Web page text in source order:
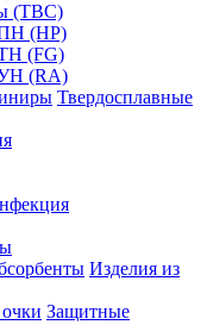
(ТВС)
(HP)
(FG)
(RA)
Твердосплавные
Изделия из
Защитные